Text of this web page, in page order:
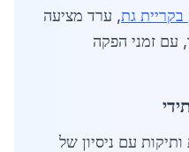
בקריית גת, ערד מציעה
עם זמני הפקה
עם ניסיון של